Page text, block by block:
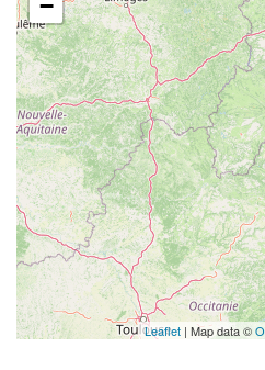
−
Leaflet | Map data ©